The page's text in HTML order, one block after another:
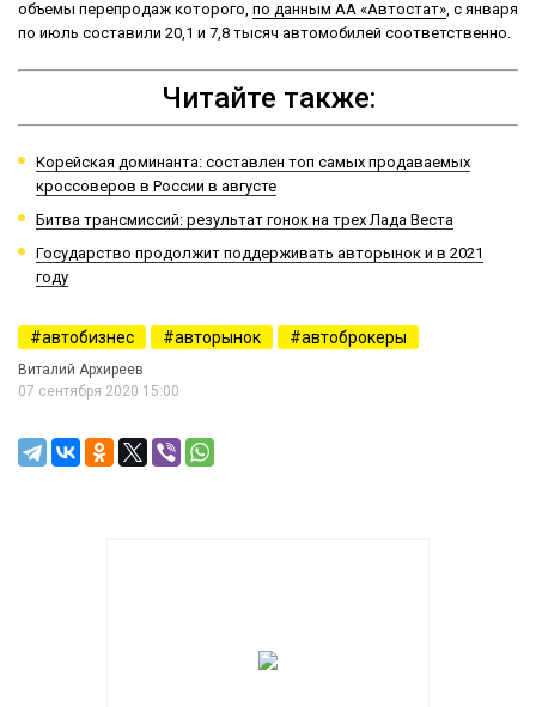
объемы перепродаж которого, по данным АА «Автостат», с января
по июль составили 20,1 и 7,8 тысяч автомобилей соответственно.
Читайте также:
Корейская доминанта: составлен топ самых продаваемых
кроссоверов в России в августе
Битва трансмиссий: результат гонок на трех Лада Веста
Государство продолжит поддерживать авторынок и в 2021
году
автобизнес авторынок автоброкеры
Виталий Архиреев
07 сентября 2020 15:00